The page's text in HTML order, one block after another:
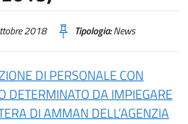
2018 Tipologia:News
DI PERSONALE CON
DETERMINATO DA IMPIEGARE
DI AMMAN DELL’AGENZIA